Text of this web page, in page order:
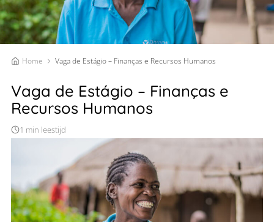
Home Vaga de Estágio – Finanças e Recursos Humanos
Vaga de Estágio – Finanças e
Recursos Humanos
1 min leestijd